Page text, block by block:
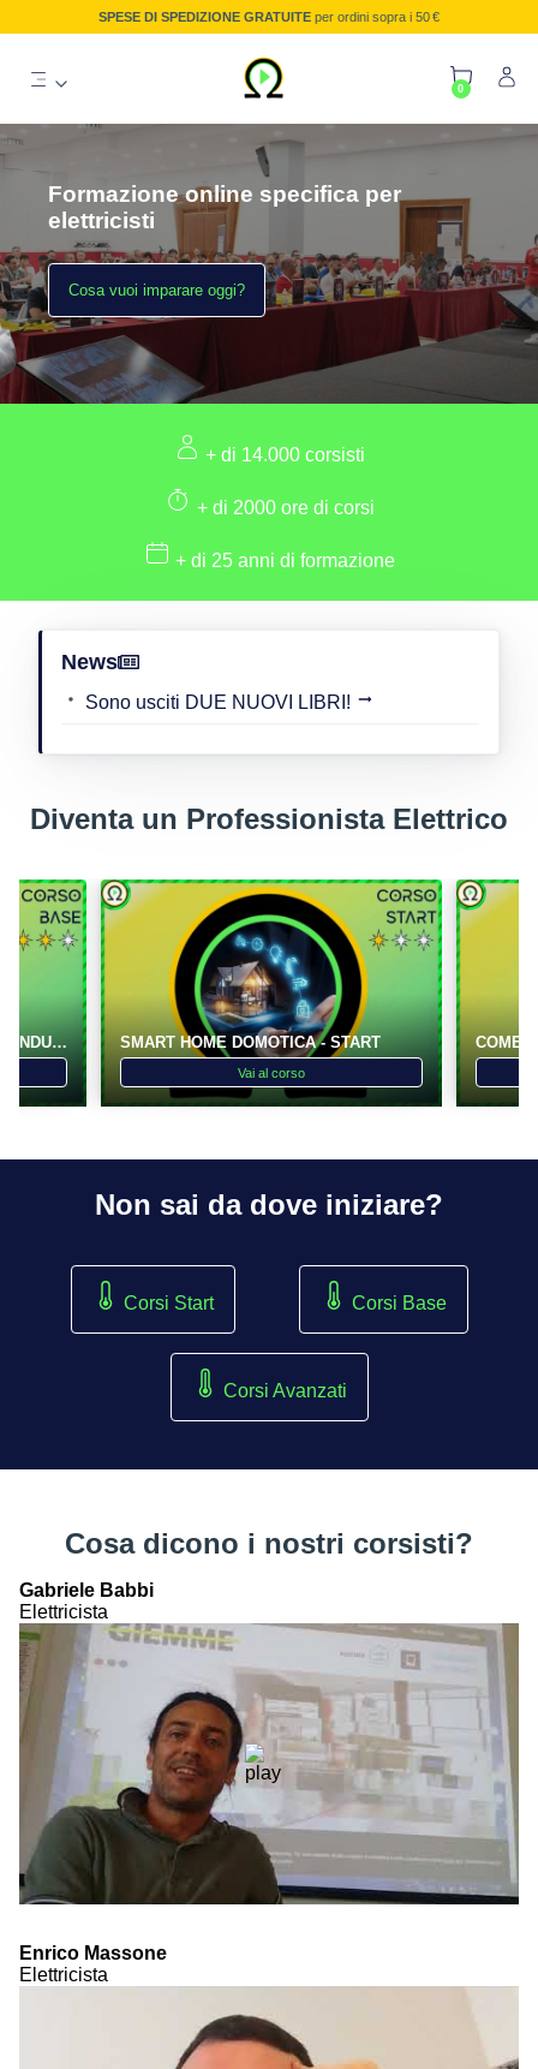
SPESE DI SPEDIZIONE GRATUITE per ordini sopra i 50 €
0
Formazione online specifica per
elettricisti
Cosa vuoi imparare oggi?
+ di 14.000 corsisti
+ di 2000 ore di corsi
+ di 25 anni di formazione
News
Sono usciti DUE NUOVI LIBRI!
Diventa un Professionista Elettrico
LA PREDISPOSIZIONE DELLE CONDUTTURE PER LA FIBRA OTTICA SMART HOME DOMOTICA - START
Vai al corso
Non sai da dove iniziare?
Corsi Start Corsi Base
Corsi Avanzati
Cosa dicono i nostri corsisti?
Gabriele Babbi
Elettricista
Enrico Massone
Elettricista